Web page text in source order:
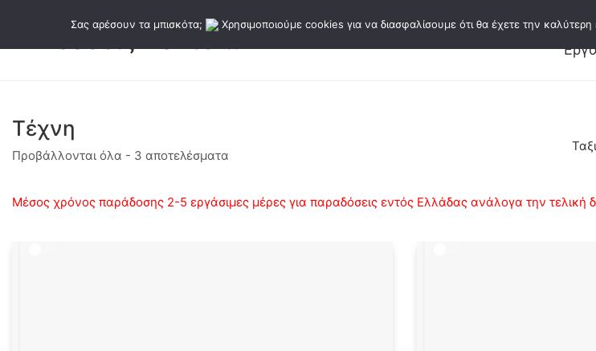
Εκδόσεις
Τέχνη
Προβάλλονται όλα - 3 αποτελέσματα
Μέσος χρόνος παράδοσης 2-5 εργάσιμες μέρες για παραδόσεις εντός Ελλάδας ανάλογα την τελική
Σας αρέσουν τα μπισκότα; Χρησιμοποιούμε cookies για να διασφαλίσουμε ότι θα έχετε την καλύτερη